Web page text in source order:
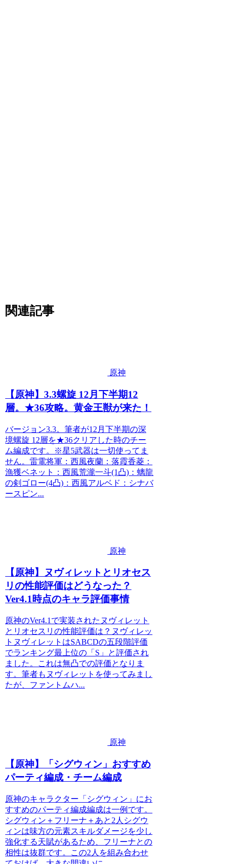
関連記事
原神
【原神】3.3螺旋 12月下半期12
層。★36攻略。黄金王獣が来た！
バージョン3.3。筆者が12月下半期の深
境螺旋 12層を★36クリアした時のチー
ム編成です。※星5武器は一切使ってま
せん。雷電将軍：西風夜蘭：落霞香菱：
漁獲ベネット：西風荒瀧一斗(1凸)：螭龍
の剣ゴロー(4凸)：西風アルベド：シナバ
ースピン...
原神
【原神】ヌヴィレットとリオセス
リの性能評価はどうなった？
Ver4.1時点のキャラ評価事情
原神のVer4.1で実装されたヌヴィレット
とリオセスリの性能評価は？ヌヴィレッ
トヌヴィレットはSABCDの五段階評価
でランキング最上位の「S」と評価され
ました。これは無凸での評価となりま
す。筆者もヌヴィレットを使ってみまし
たが、ファントムハ...
原神
【原神】「シグウィン」おすすめ
パーティ編成・チーム編成
原神のキャラクター「シグウィン」にお
すすめのパーティ編成編成は一例です。
シグウィン＋フリーナ＋あと2人シグウ
ィンは味方の元素スキルダメージを少し
強化する天賦があるため、フリーナとの
相性は抜群です。この2人を組み合わせ